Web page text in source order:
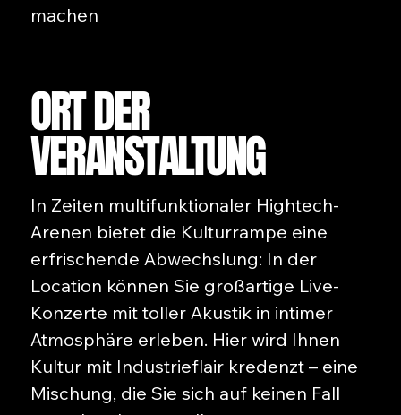
machen
ORT DER
VERANSTALTUNG
In Zeiten multifunktionaler Hightech-
Arenen bietet die Kulturrampe eine
erfrischende Abwechslung: In der
Location können Sie großartige Live-
Konzerte mit toller Akustik in intimer
Atmosphäre erleben. Hier wird Ihnen
Kultur mit Industrieflair kredenzt – eine
Mischung, die Sie sich auf keinen Fall